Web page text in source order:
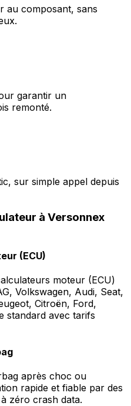
au composant, sans
garantir un
remonté.
sur simple appel depuis
à Versonnex
(ECU)
moteur (ECU)
Volkswagen, Audi, Seat,
Citroën, Ford,
standard avec tarifs
après choc ou
rapide et fiable par des
zéro crash data.